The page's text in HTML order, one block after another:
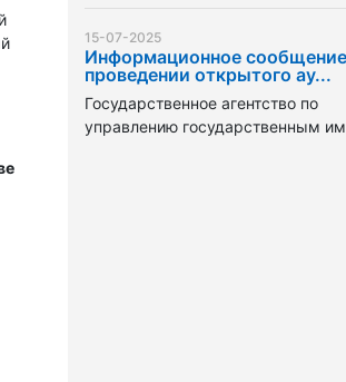
15-07-2025
Информационное
проведении открытого ау...
Государственное агентство по
управлению государственным